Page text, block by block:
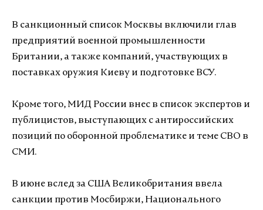
В санкционный список Москвы включили глав
предприятий военной промышленности
Британии, а также компаний, участвующих в
поставках оружия Киеву и подготовке ВСУ.
Кроме того, МИД России внес в список экспертов и
публицистов, выступающих с антироссийских
позиций по оборонной проблематике и теме СВО в
СМИ.
В июне вслед за США Великобритания ввела
санкции против Мосбиржи, Национального